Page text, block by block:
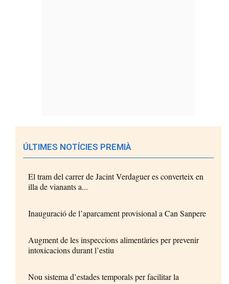
ÚLTIMES NOTÍCIES PREMIÀ
El tram del carrer de Jacint Verdaguer es converteix en
illa de vianants a...
Inauguració de l’aparcament provisional a Can Sanpere
Augment de les inspeccions alimentàries per prevenir
intoxicacions durant l’estiu
Nou sistema d’estades temporals per facilitar la